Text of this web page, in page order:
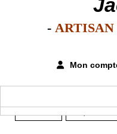
- ARTISAN
Mon